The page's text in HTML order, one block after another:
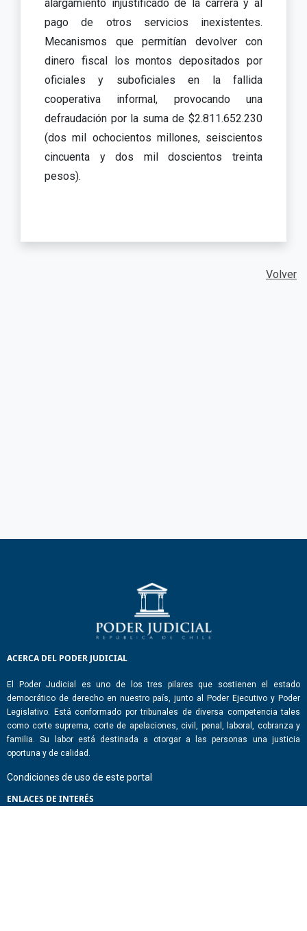
alargamiento injustificado de la carrera y al
pago de otros servicios inexistentes.
Mecanismos que permitían devolver con
dinero fiscal los montos depositados por
oficiales y suboficiales en la fallida
cooperativa informal, provocando una
defraudación por la suma de $2.811.652.230
(dos mil ochocientos millones, seiscientos
cincuenta y dos mil doscientos treinta
pesos).
Volver
ACERCA DEL PODER JUDICIAL
El Poder Judicial es uno de los tres pilares que sostienen el estado
democrático de derecho en nuestro país, junto al Poder Ejecutivo y Poder
Legislativo. Está conformado por tribunales de diversa competencia tales
como corte suprema, corte de apelaciones, civil, penal, laboral, cobranza y
familia. Su labor está destinada a otorgar a las personas una justicia
oportuna y de calidad.
Condiciones de uso de este portal
ENLACES DE INTERÉS